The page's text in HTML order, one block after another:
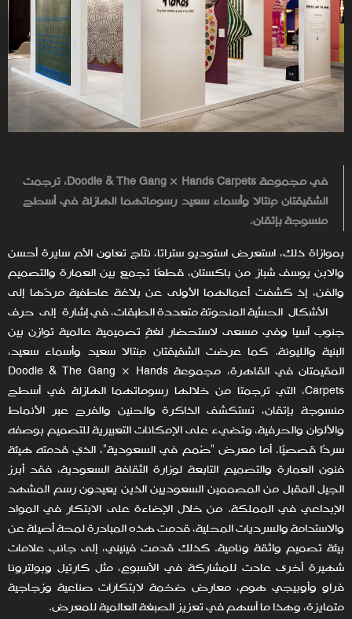
في مجموعة Doodle&The Gang × Hands Carpets
، ترجمت
الشقيقتان مِنتالا وأسماء سعيد رسوماتهما الهازلة في أسطح
منسوجة بإتقان.
بموازاة ذلك، استعرض استوديو ستراتا، نتاج تعاون الأم سايرة أحسن
والابن يوسف شباز من باكستان، قطعًا تجمع بين العمارة والتصميم
والفن، إذ كشفت أعمالهما الأولى عن بلاغة عاطفية مردّها إلى
الأشكال الحسّية المنحوتة متعددة الطبقات، في إشارةٍ إلى حرف
جنوب آسيا وفي مسعى لاستحضار لغةٍ تصميمية عالمية توازن بين
البنية والليونة. كما عرضت الشقيقتان مِنتالا سعيد وأسماء سعيد،
المقيمتان في القاهرة، مجموعة Doodle & The Gang × Hands
Carpets، التي ترجمتا من خلالها رسوماتهما الهازلة في أسطح
منسوجة بإتقان، تستكشف الذاكرة والحنين والفرح عبر الأنماط
والألوان والحرفية، وتضيء على الإمكانات التعبيرية للتصميم بوصفه
سردًا قصصيًا. أما معرض "صُمم في السعودية"، الذي قدمته هيئة
فنون العمارة والتصميم التابعة لوزارة الثقافة السعودية، فقد أبرز
الجيل المقبل من المصممين السعوديين الذين يعيدون رسم المشهد
الإبداعي في المملكة. من خلال الإضاءة على الابتكار في المواد
والاستدامة والسرديات المحلية، قدمت هذه المبادرة لمحة أصيلة عن
بيئة تصميم واثقة ونامية. كذلك قدمت فينيني، إلى جانب علامات
شهيرة أخرى عادت للمشاركة في الأسبوع، مثل كارتيل وبولترونا
فراو وأوبيجي هوم، معارض ضخمة لابتكارات صناعية وزجاجية
متمايزة، وهذا ما أسهم في تعزيز الصبغة العالمية للمعرض.